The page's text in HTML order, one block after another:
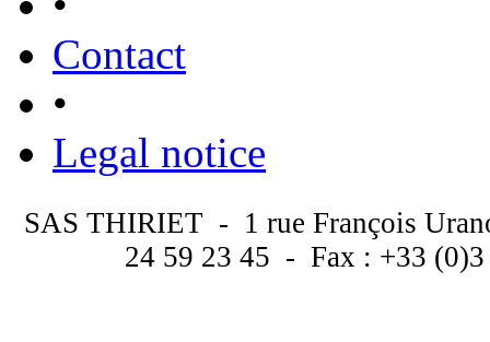
Contact
•
Legal notice
SAS THIRIET - 1 rue François
24 59 23 45 - Fax : +33